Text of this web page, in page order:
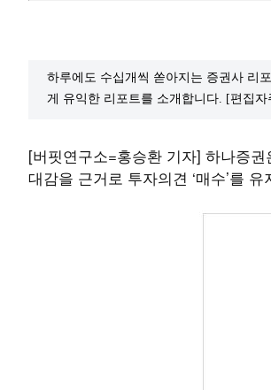
하루에도 수십개씩 쏟아지는 증권사 리
게 유익한 리포트를 소개합니다. [편집자
[버핏연구소=홍승환 기자] 하나증
대감을 근거로 투자의견 ‘매수’를